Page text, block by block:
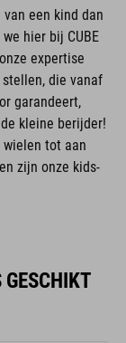
een kind dan
hier bij CUBE
expertise
die vanaf
garandeert,
kleine berijder!
tot aan
zijn onze kids-
GESCHIKT